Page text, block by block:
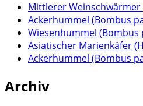
Mittlerer
Ackerhummel (Bombus
Wiesenhummel
Asiatischer Marienkäfer
Ackerhummel (Bombus
Archiv